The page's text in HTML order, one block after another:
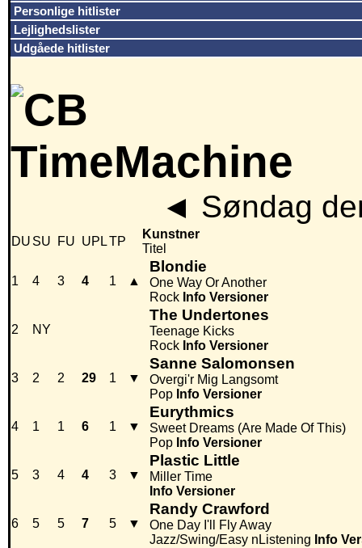
Personlige hitlister
Lejlighedslister
Udgåede hitlister
◄ Søndag
DU SU FU UPLTP
Kunstner
Titel
1 4 3 4 1 ▲
Blondie
One Way Or Another
Rock Info Versioner
2 NY
The Undertones
Teenage Kicks
Rock Info Versioner
3 2 2 29 1 ▼
Sanne Salomonsen
Overgi'r Mig Langsomt
Pop Info Versioner
4 1 1 6 1 ▼
Eurythmics
Sweet Dreams (Are Made Of This)
Pop Info Versioner
5 3 4 4 3 ▼
Plastic Little
Miller Time
Info Versioner
6 5 5 7 5 ▼
Randy Crawford
One Day I'll Fly Away
Jazz/Swing/Easy nListening Info